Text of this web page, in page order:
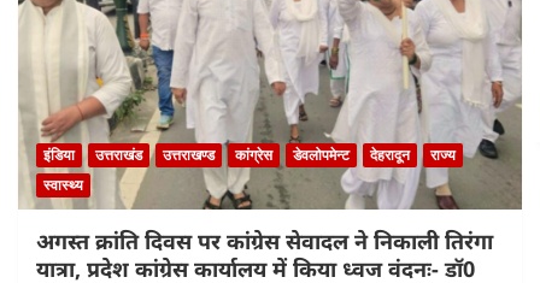
इंडिया उत्तराखंड उत्तराखण्ड कांग्रेस डेवलोपमेन्ट देहरादून
राज्य
स्वास्थ्य
अगस्त क्रांति दिवस पर कांग्रेस सेवादल ने निकाली तिरंगा
यात्रा, प्रदेश कांग्रेस कार्यालय में किया ध्वज वंदनः- डॉ0